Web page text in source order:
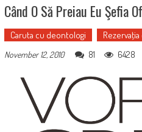
Când O Să Preiau Eu Şefia
Caruta cu deontologi
November 12, 2010
81 6428